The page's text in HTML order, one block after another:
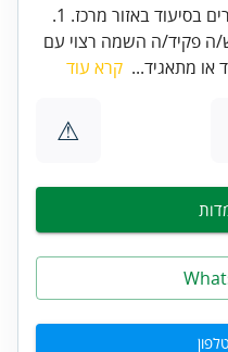
לעמותת סיעוד ותאגיד לעובדים זרים בסיעוד באזור מרכז. 1.
ה פקיד/ה השמה רצוי עם
או מתאגיד... קרא עוד
⚠